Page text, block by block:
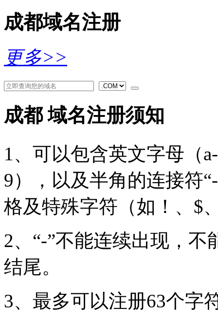
成都域名注册
更多>>
成都 域名注册须知
1、可以包含英文字母（
9），以及半角的连接符
格及特殊字符（如！、$
2、“-”不能连续出现，
结尾。
3、最多可以注册63个字